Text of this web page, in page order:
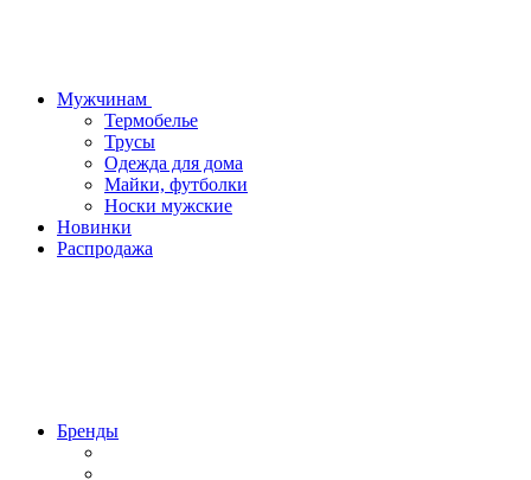
Мужчинам
Термобелье
Трусы
Одежда для дома
Майки, футболки
Носки мужские
Новинки
Распродажа
Бренды